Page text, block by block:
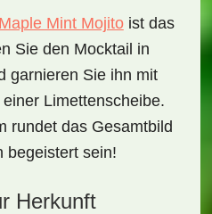
Maple Mint Mojitoist das
Sie den Mocktail in
garnieren Sie ihn mit
Limettenscheibe.
rundet das Gesamtbild
begeistert sein!
Herkunft